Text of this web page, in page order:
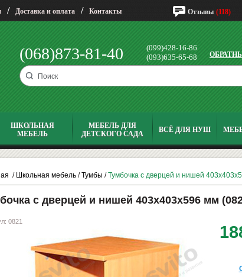
/ Доставка и оплата / Контакты Отзывы (118)
(068)873-81-40
(099)428-16-86
(093)635-65-68
ШКОЛЬНАЯ
МЕБЕЛЬ
МЕБЕЛЬ ДЛЯ
ДЕТСКОГО САДА
ВСЁ ДЛЯ НУШ
/ Школьная мебель /Тумбы /Тумбочка с дверцей и нишей
с дверцей и нишей 403х403х596 мм
0821